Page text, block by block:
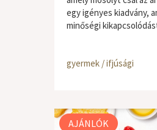
egy igényes kiadvány,
minőségi
gyermek / ifjúsági
AJÁNLÓK